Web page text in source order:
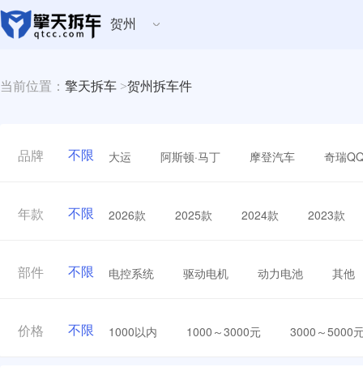
贺州
当前位置： 擎天拆车 >贺州拆车件
品牌 不限 大运 阿斯顿·马丁 摩登汽车 奇瑞
年款 不限 2026款 2025款 2024款 2023款
部件 不限 电控系统 驱动电机 动力电池 其他
价格 不限 1000以内 1000～3000元 3000～5000